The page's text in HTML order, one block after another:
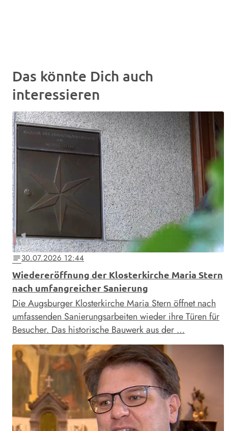
Das könnte Dich auch
interessieren
notes30.07.2026 12:44
Wiedereröffnung der Klosterkirche Maria Stern
nach umfangreicher Sanierung
Die Augsburger Klosterkirche Maria Stern öffnet nach
umfassenden Sanierungsarbeiten wieder ihre Türen für
Besucher. Das historische Bauwerk aus der …